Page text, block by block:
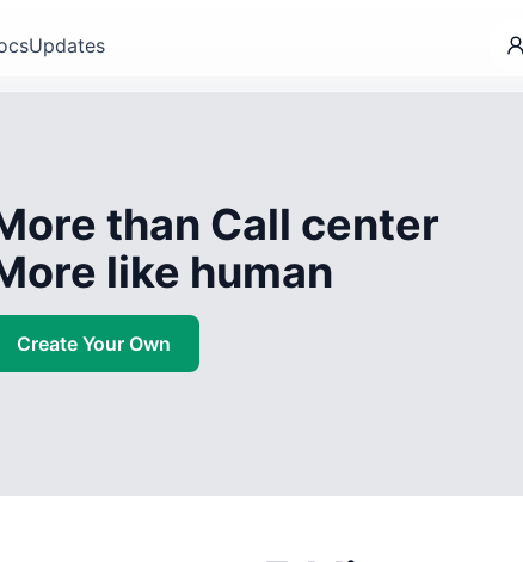
Updates
than Call center
like human
Create Your Own